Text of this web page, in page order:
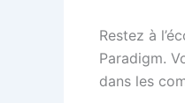
Restez à
Paradigm.
dans les